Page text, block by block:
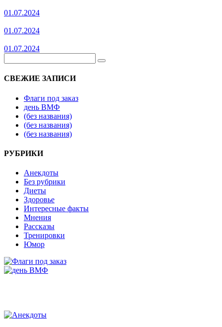
01.07.2024
01.07.2024
01.07.2024
СВЕЖИЕ ЗАПИСИ
Флаги под заказ
день ВМФ
(без названия)
(без названия)
(без названия)
РУБРИКИ
Анекдоты
Без рубрики
Диеты
Здоровье
Интересные факты
Мнения
Рассказы
Тренировки
Юмор